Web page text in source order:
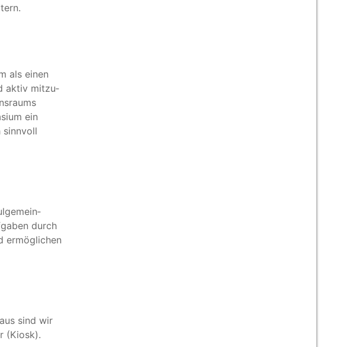
als einen
aktiv mit­zu­
ein
sinn­voll
durch
ermög­li­chen
sind wir
(Kiosk).